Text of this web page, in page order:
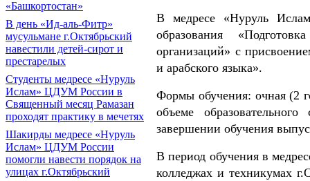
«Башкортостан»
В день «Ид-аль-Фитр»
мусульмане г.Октябрьский
навестили детей-сирот и
престарелых
Cтуденты медресе «Нуруль
Ислам» ЦДУМ России в
Священный месяц Рамазан
проходят практику в мечетях
Шакирды медресе «Нуруль
Ислам» ЦДУМ России
помогли навести порядок на
улицах г.Октябрьский
В медресе «Нуруль
образования
организаций» с
и арабского языка».
Формы обучения: очная (2
объеме
завершении обучения
В период обучения в
колледжах и техникумах